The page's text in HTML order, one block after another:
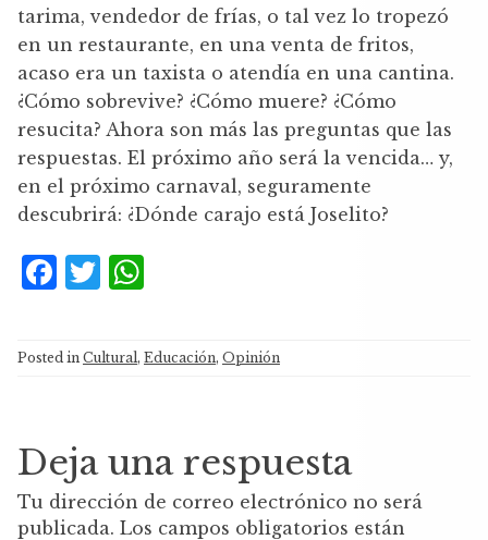
tarima, vendedor de frías, o tal vez lo tropezó
en un restaurante, en una venta de fritos,
acaso era un taxista o atendía en una cantina.
¿Cómo sobrevive? ¿Cómo muere? ¿Cómo
resucita? Ahora son más las preguntas que las
respuestas. El próximo año será la vencida… y,
en el próximo carnaval, seguramente
descubrirá: ¿Dónde carajo está Joselito?
F
c
e
o
o
k
T
it
te
at
s
p
p
Posted in Cultural , Educación, Opinión
Deja una respuesta
Tu dirección de correo electrónico no será
publicada. Los campos obligatorios están